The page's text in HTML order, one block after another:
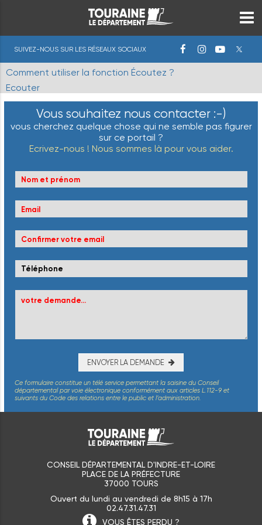
SUIVEZ-NOUS SUR LES RÉSEAUX SOCIAUX
Comment utiliser la fonction Écoutez ?
Ecouter
Vous souhaitez nous contacter :-)
vous cherchez quelque chose qui ne semble pas figurer
sur ce portail ?
Ecrivez-nous ! Nous sommes là pour vous aider.
ENVOYER LA DEMANDE
Ce formulaire constitue un télé service permettant la saisine du Conseil
départemental par voie électronique conformément aux articles L.112-9 et
suivants du Code des relations entre le public et l’administration.
CONSEIL DÉPARTEMENTAL D'INDRE-ET-LOIRE
PLACE DE LA PRÉFECTURE
37000 TOURS
Ouvert du lundi au vendredi de 8h15 à 17h
02.47.31.47.31
VOUS ÊTES PERDU ?